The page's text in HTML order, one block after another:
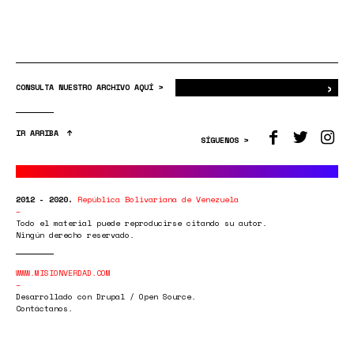
CONSULTA NUESTRO ARCHIVO AQUÍ > ›
IR ARRIBA
SÍGUENOS >
2012 - 2020. República Bolivariana de Venezuela
Todo el material puede reproducirse citando su autor.
Ningún derecho reservado.
WWW.MISIONVERDAD.COM
Desarrollado con Drupal / Open Source.
Contáctanos.